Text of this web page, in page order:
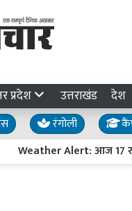
प्रदेश उत्तराखंड देश
रंगोली
Alert: आज 17 राज्यों